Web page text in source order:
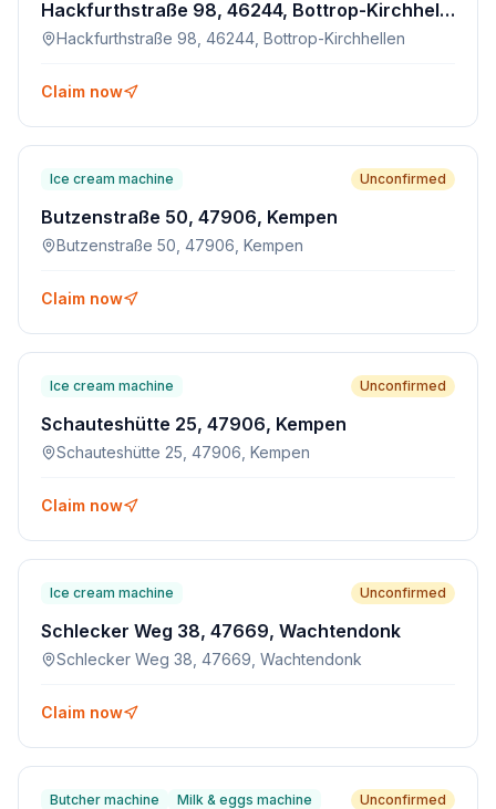
Hackfurthstraße 98, 46244, Bottrop-Kirchhellen
Hackfurthstraße 98, 46244, Bottrop-Kirchhellen
Claim now
Ice cream machine Unconfirmed
Butzenstraße 50, 47906, Kempen
Butzenstraße 50, 47906, Kempen
Claim now
Ice cream machine Unconfirmed
Schauteshütte 25, 47906, Kempen
Schauteshütte 25, 47906, Kempen
Claim now
Ice cream machine Unconfirmed
Schlecker Weg 38, 47669, Wachtendonk
Schlecker Weg 38, 47669, Wachtendonk
Claim now
Butcher machine Milk & eggs machine Unconfirmed